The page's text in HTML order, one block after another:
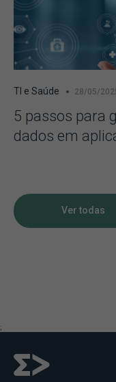
TI e Saúde 28/05/
5 passos para
dados em
Ver todas
;